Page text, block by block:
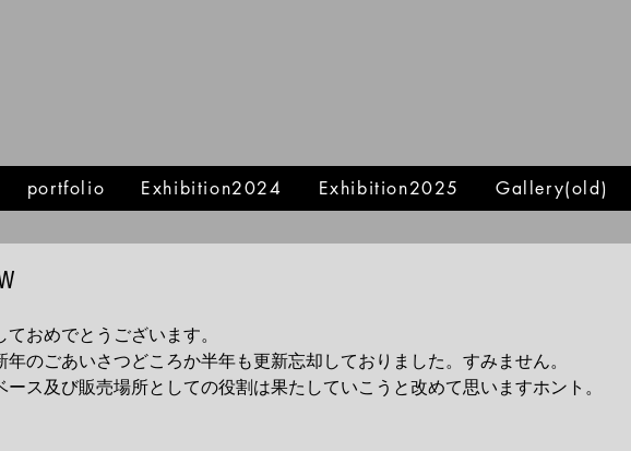
portfolio Exhibition2024 Exhibition2025 Gallery(old)
ておめでとうございます。
年のごあいさつどころか半年も更新忘却しておりました。すみません。
ース及び販売場所としての役割は果たしていこうと改めて思いますホント。